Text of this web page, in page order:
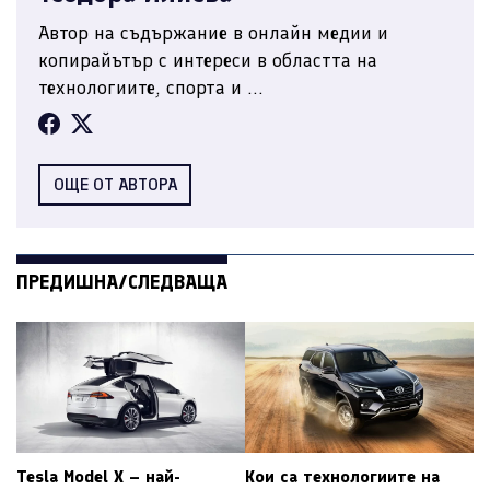
Автор на съдържание в онлайн медии и
копирайътър с интереси в областта на
технологиите, спорта и ...
ОЩЕ ОТ АВТОРА
ПРЕДИШНА/СЛЕДВАЩА
Tesla Model X – най- Кои са технологиите на